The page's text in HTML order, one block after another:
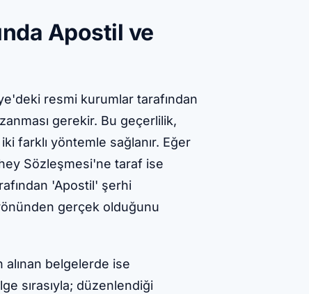
Apostil ve
resmi kurumlar tarafından
gerekir. Bu geçerlilik,
farklı yöntemle sağlanır. Eğer
Sözleşmesi'ne taraf ise
'Apostil' şerhi
gerçek olduğunu
belgelerde ise
sırasıyla; düzenlendiği